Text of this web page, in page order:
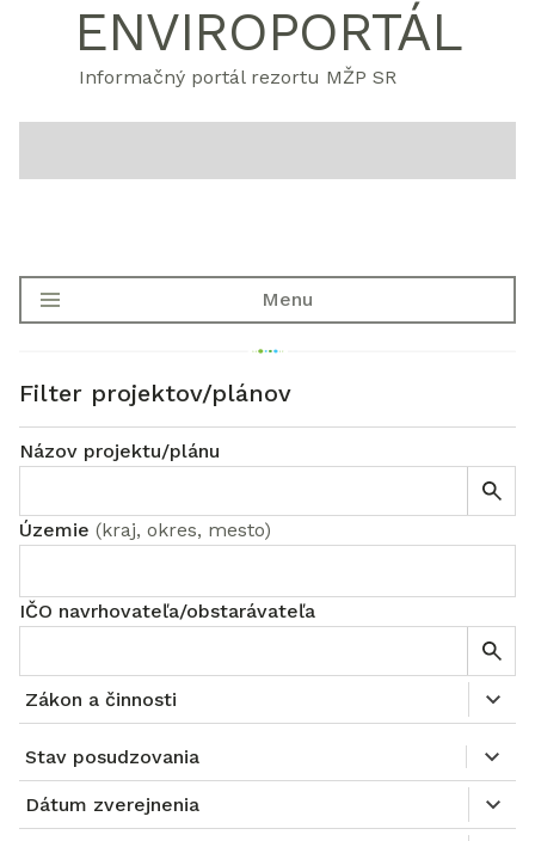
ENVIROPORTÁL
Informačný portál rezortu MŽP SR
Menu
Filter projektov/plánov
Názov projektu/plánu
Územie (kraj, okres, mesto)
IČO navrhovateľa/obstarávateľa
Zákon a činnosti
Stav posudzovania
Dátum zverejnenia